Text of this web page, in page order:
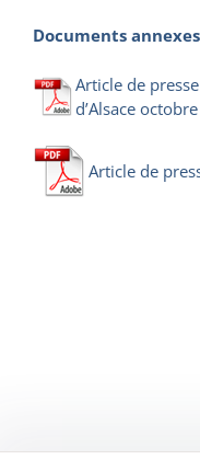
Documents annexes
Article de
d’Alsace
Article de